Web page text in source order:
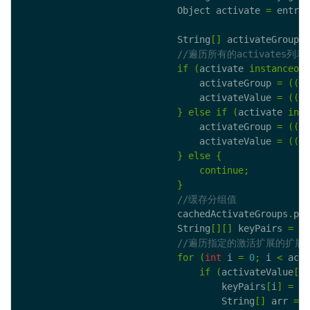
                            Object activate
= entry
                            String
[] activateGroup
if (activate instanceof
                                activateGroup
= ((
                                activateValue
= ((
}
else if (activate
                                activateGroup
= ((
                                activateValue
= ((
}
else {
continue;
}
                            cachedActivateGroups
. put
                            String
[][] keyPairs =
for (int i = 0; i <
if
(activateValue [
                                    keyPairs
[i ] =
                                    String
[] arr =